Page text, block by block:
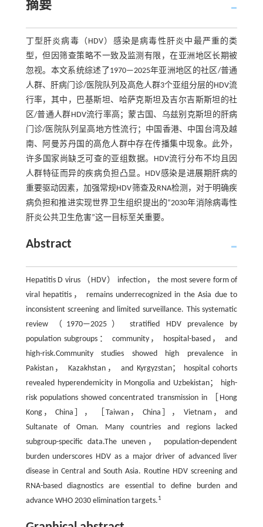
摘要
丁型肝炎病毒（HDV）感染是病毒性肝炎中最严重的类
型，但因筛查策略不一致及监测有限，在亚洲地区长期被
忽视。本文系统综述了1970—2025年亚洲地区的社区/普通
人群、肝病门诊/医院队列及高危人群3个亚组分层的HDV流
行率，其中，巴基斯坦、哈萨克斯坦及吉尔吉斯斯坦的社
区/普通人群HDV流行率高；蒙古国、乌兹别克斯坦的肝病
门诊/医院队列呈高地方性流行；中国香港、中国台湾及越
南、阿曼苏丹国的高危人群中存在传播集中现象。此外，
许多国家尚缺乏可查的亚组数据。HDV流行分布不均且因
人群特征而异的疾病负担凸显。HDV感染是进展期肝病的
重要驱动因素，加强常规HDV筛查及RNA检测，对于明确疾
病负担和推进实现世界卫生组织提出的“2030年消除病毒性
肝炎公共卫生危害”这一目标至关重要。
Abstract
Hepatitis D virus （HDV） infection， the most severe form of
viral hepatitis， remains underrecognized in the Asia due to
inconsistent screening and limited surveillance. This systematic
review （1970—2025） stratified HDV prevalence by
population subgroups： community， hospital-based， and
high-risk.Community studies showed high prevalence in
Pakistan， Kazakhstan， and Kyrgyzstan； hospital cohorts
revealed hyperendemicity in Mongolia and Uzbekistan； high-
risk populations showed concentrated transmission in ［Hong
Kong， China］， ［Taiwan， China］， Vietnam， and
Sultanate of Oman. Many countries and regions lacked
subgroup-specific data.The uneven， population-dependent
burden underscores HDV as a major driver of advanced liver
disease in Central and South Asia. Routine HDV screening and
RNA-based diagnostics are essential to define burden and
advance WHO 2030 elimination targets.1